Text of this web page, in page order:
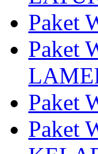
Paket
Paket
Paket
Paket